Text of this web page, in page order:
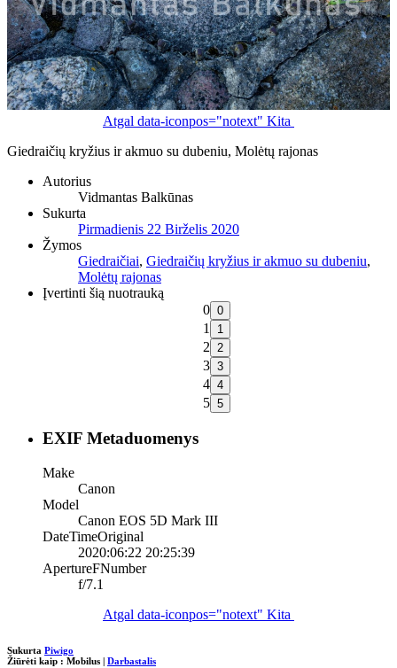
Atgal data-iconpos="notext" Kita
Giedraičių kryžius ir akmuo su dubeniu, Molėtų rajonas
Autorius
Vidmantas Balkūnas
Sukurta
Pirmadienis 22 Birželis 2020
Žymos
Giedraičiai, Giedraičių kryžius ir akmuo su dubeniu,
Molėtų rajonas
Įvertinti šią nuotrauką
0
1
2
3
4
5
EXIF Metaduomenys
Make
Canon
Model
Canon EOS 5D Mark III
DateTimeOriginal
2020:06:22 20:25:39
ApertureFNumber
f/7.1
Atgal data-iconpos="notext" Kita
Sukurta Piwigo
Žiūrėti kaip : Mobilus | Darbastalis